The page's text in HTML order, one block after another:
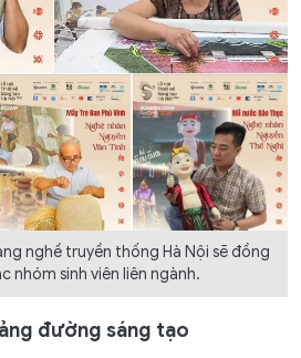
nghề truyền thống Hà Nội sẽ đồng
nhóm sinh viên liên ngành.
đường sáng tạo